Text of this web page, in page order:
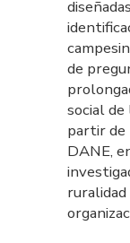
de
social de
partir de
DANE,
ruralidad